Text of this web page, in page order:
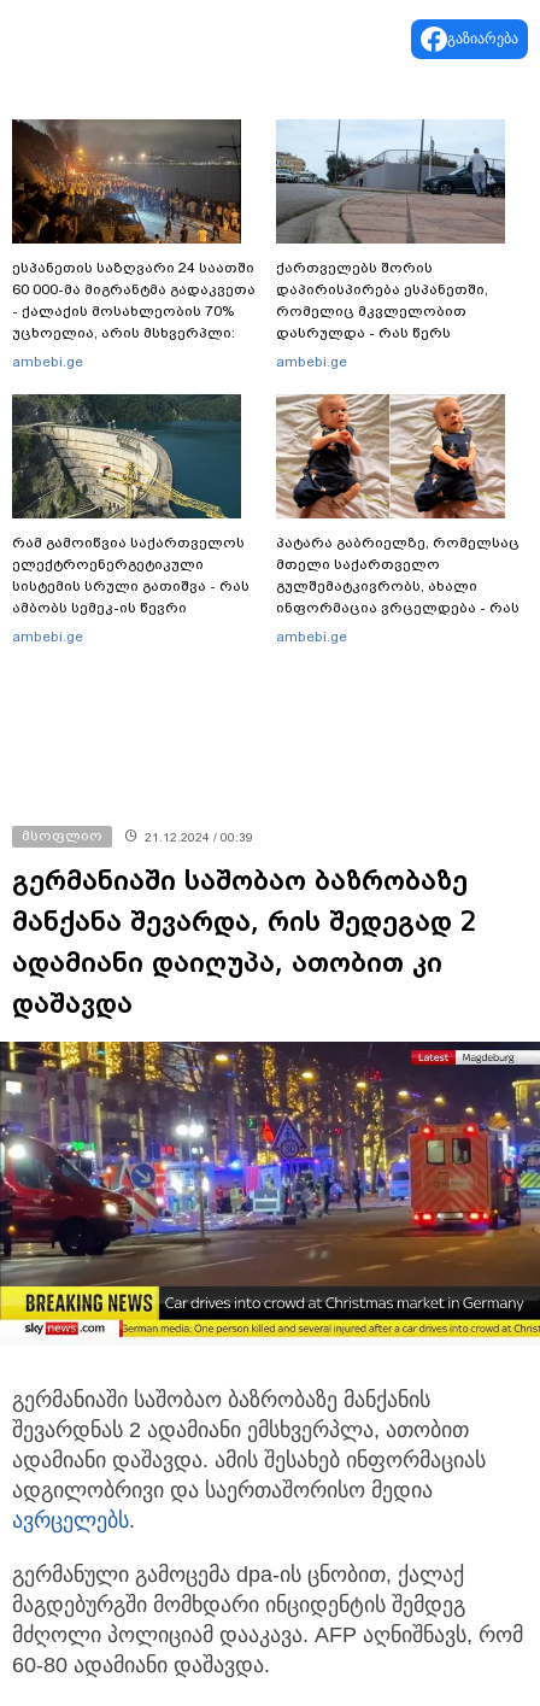
გაზიარება
ესპანეთის საზღვარი 24 საათში
60 000-მა მიგრანტმა გადაკვეთა
- ქალაქის მოსახლეობის 70%
უცხოელია, არის მსხვერპლი:
ბოლო ცნობები სეუტადან,
გასვლის ეშინიათ
ambebi.ge
რამ გამოიწვია საქართველოს
ელექტროენერგეტიკული
სისტემის სრული გათიშვა - რას
ამბობს სემეკ-ის წევრი
ambebi.ge
ქართველებს შორის
დაპირისპირება ესპანეთში,
რომელიც მკვლელობით
დასრულდა - რას წერს
საერთაშორისო მედია: "მანქანა
და რაინდის"
ambebi.ge
პატარა გაბრიელზე, რომელსაც
მთელი საქართველო
გულშემატკივრობს, ახალი
ინფორმაცია ვრცელდება - რას
წერს ბიჭუნას დედა?
ambebi.ge
მსოფლიო 21.12.2024 / 00:39
გერმანიაში საშობაო ბაზრობაზე
მანქანა შევარდა, რის შედეგად 2
ადამიანი დაიღუპა, ათობით კი
დაშავდა
გერმანიაში საშობაო ბაზრობაზე მანქანის
შევარდნას 2 ადამიანი ემსხვერპლა, ათობით
ადამიანი დაშავდა. ამის შესახებ ინფორმაციას
ადგილობრივი და საერთაშორისო მედია
ავრცელებს.
გერმანული გამოცემა dpa-ის ცნობით, ქალაქ
მაგდებურგში მომხდარი ინციდენტის შემდეგ
მძღოლი პოლიციამ დააკავა. AFP აღნიშნავს, რომ
60-80 ადამიანი დაშავდა.